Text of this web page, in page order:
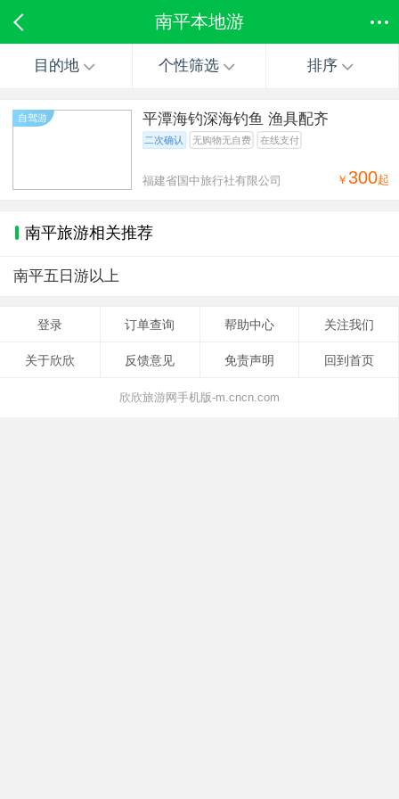
南平本地游
目的地 个性筛选 排序
自驾游 平潭海钓深海钓鱼 渔具配齐
二次确认 无购物无自费 在线支付
￥ 300起
福建省国中旅行社有限公司
南平旅游相关推荐
南平五日游以上
登录 订单查询 帮助中心 关注我们
关于欣欣 反馈意见 免责声明 回到首页
欣欣旅游网手机版-m.cncn.com